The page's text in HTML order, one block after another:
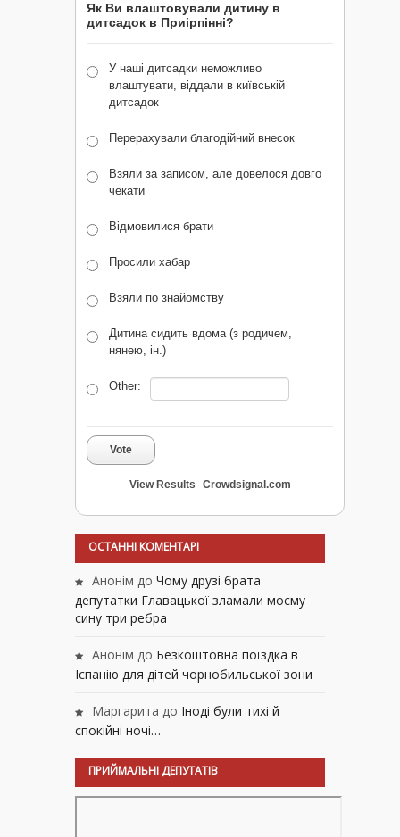
Як Ви влаштовували дитину в
дитсадок в Приірпінні?
У наші дитсадки неможливо
влаштувати, віддали в київській
дитсадок
Перерахували благодійний внесок
Взяли за записом, але довелося довго
чекати
Відмовилися брати
Просили хабар
Взяли по знайомству
Дитина сидить вдома (з родичем,
нянею, ін.)
Other:
Vote
View Results Crowdsignal.com
ОСТАННІ КОМЕНТАРІ
Анонім до Чому друзі брата
депутатки Главацької зламали моєму
сину три ребра
Анонім до Безкоштовна поїздка в
Іспанію для дітей чорнобильської зони
Маргарита до Іноді були тихі й
спокійні ночі…
ПРИЙМАЛЬНІ ДЕПУТАТІВ